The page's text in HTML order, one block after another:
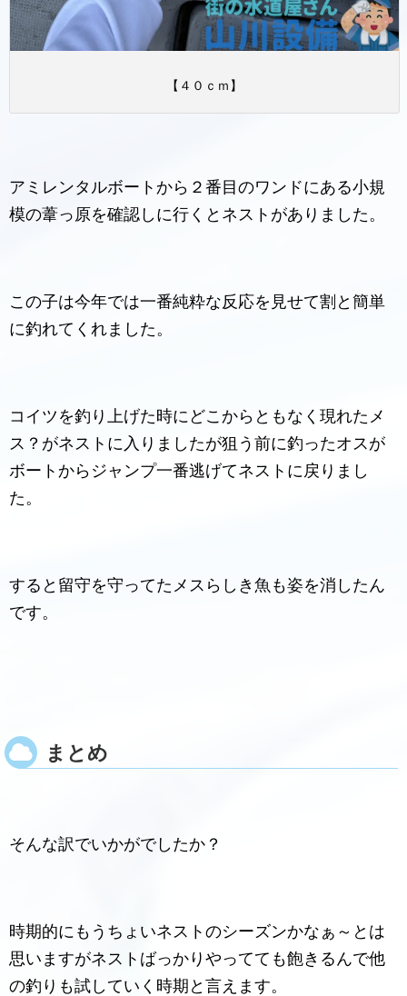
【４０ｃｍ】
アミレンタルボートから２番目のワンドにある小規
模の葦っ原を確認しに行くとネストがありました。
この子は今年では一番純粋な反応を見せて割と簡単
に釣れてくれました。
コイツを釣り上げた時にどこからともなく現れたメ
ス？がネストに入りましたが狙う前に釣ったオスが
ボートからジャンプ一番逃げてネストに戻りまし
た。
すると留守を守ってたメスらしき魚も姿を消したん
です。
まとめ
そんな訳でいかがでしたか？
時期的にもうちょいネストのシーズンかなぁ～とは
思いますがネストばっかりやってても飽きるんで他
の釣りも試していく時期と言えます。